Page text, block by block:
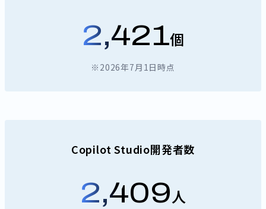
2,421個
※2026年7月1日時点
Copilot Studio開発者数
2,409人